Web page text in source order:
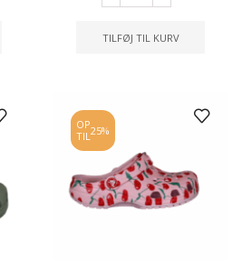
TILFØJ TIL KURV
OP
TIL25%